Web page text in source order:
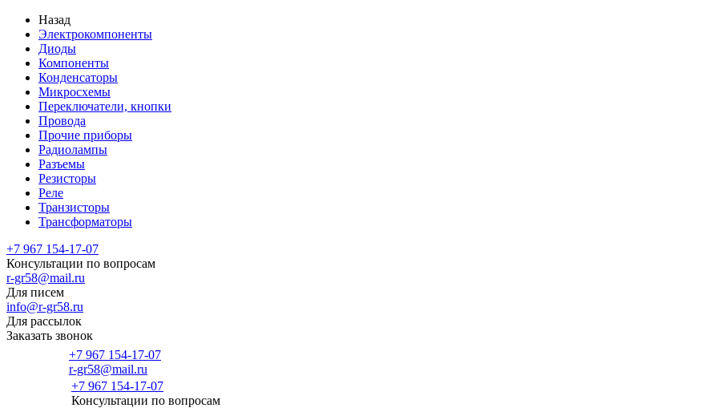
Назад
Электрокомпоненты
Диоды
Компоненты
Конденсаторы
Микросхемы
Переключатели, кнопки
Провода
Прочие приборы
Радиолампы
Разъемы
Резисторы
Реле
Транзисторы
Трансформаторы
+7 967 154-17-07
Консультации по вопросам
r-gr58@mail.ru
Для писем
info@r-gr58.ru
Для рассылок
Заказать звонок
+7 967 154-17-07
r-gr58@mail.ru
+7 967 154-17-07
Консультации по вопросам